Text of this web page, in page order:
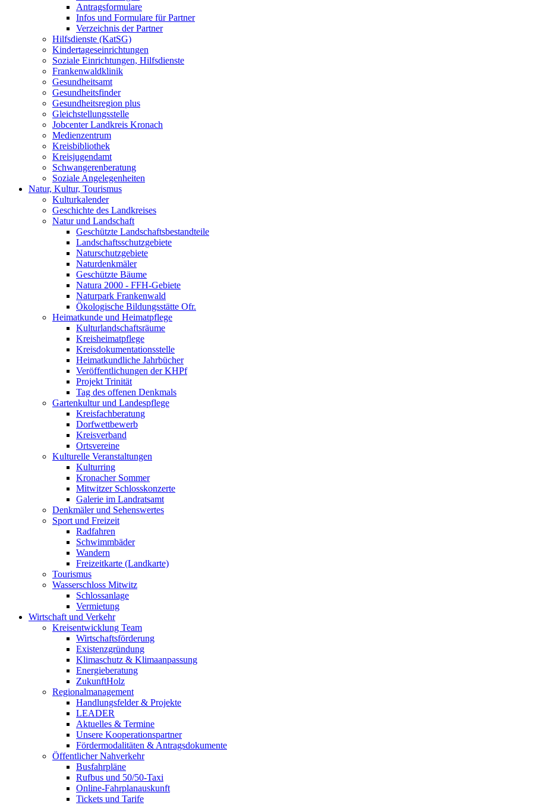
Antragsformulare
Infos und Formulare für Partner
Verzeichnis der Partner
Hilfsdienste (KatSG)
Kindertageseinrichtungen
Soziale Einrichtungen, Hilfsdienste
Frankenwaldklinik
Gesundheitsamt
Gesundheitsfinder
Gesundheitsregion plus
Gleichstellungsstelle
Jobcenter Landkreis Kronach
Medienzentrum
Kreisbibliothek
Kreisjugendamt
Schwangerenberatung
Soziale Angelegenheiten
Natur, Kultur, Tourismus
Kulturkalender
Geschichte des Landkreises
Natur und Landschaft
Geschützte Landschaftsbestandteile
Landschaftsschutzgebiete
Naturschutzgebiete
Naturdenkmäler
Geschützte Bäume
Natura 2000 - FFH-Gebiete
Naturpark Frankenwald
Ökologische Bildungsstätte Ofr.
Heimatkunde und Heimatpflege
Kulturlandschaftsräume
Kreisheimatpflege
Kreisdokumentationsstelle
Heimatkundliche Jahrbücher
Veröffentlichungen der KHPf
Projekt Trinität
Tag des offenen Denkmals
Gartenkultur und Landespflege
Kreisfachberatung
Dorfwettbewerb
Kreisverband
Ortsvereine
Kulturelle Veranstaltungen
Kulturring
Kronacher Sommer
Mitwitzer Schlosskonzerte
Galerie im Landratsamt
Denkmäler und Sehenswertes
Sport und Freizeit
Radfahren
Schwimmbäder
Wandern
Freizeitkarte (Landkarte)
Tourismus
Wasserschloss Mitwitz
Schlossanlage
Vermietung
Wirtschaft und Verkehr
Kreisentwicklung Team
Wirtschaftsförderung
Existenzgründung
Klimaschutz & Klimaanpassung
Energieberatung
ZukunftHolz
Regionalmanagement
Handlungsfelder & Projekte
LEADER
Aktuelles & Termine
Unsere Kooperationspartner
Fördermodalitäten & Antragsdokumente
Öffentlicher Nahverkehr
Busfahrpläne
Rufbus und 50/50-Taxi
Online-Fahrplanauskunft
Tickets und Tarife